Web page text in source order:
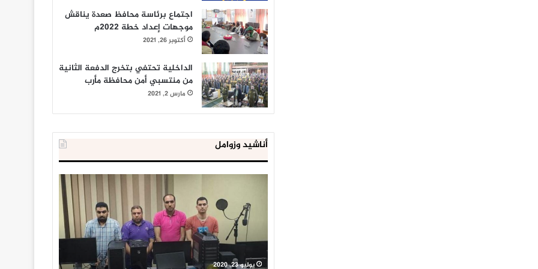
اجتماع برئاسة محافظ صعدة يناقش
موجهات إعداد خطة 2022م
أكتوبر 26, 2021
الداخلية تحتفي بتخرج الدفعة الثانية
من منتسبي أمن محافظة مأرب
مارس 2, 2021
أناشيد وزوامل
إحباط
‘مخطط
كبير’
للإخوان
يوليو 23, 2020
تخزين